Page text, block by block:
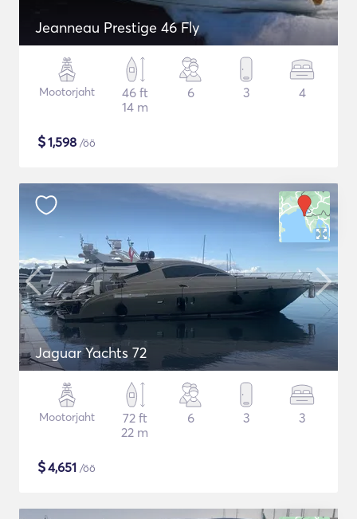
Jeanneau Prestige 46 Fly
Mootorjaht
46 ft
14 m
6 3 4
$1,598 /öö
Jaguar Yachts 72
Mootorjaht
72 ft
22 m
6 3 3
$4,651 /öö